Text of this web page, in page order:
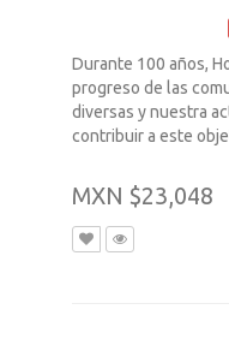
Durante 100 años,
progreso de las
diversas y nuestra
contribuir a este
MXN $23,048